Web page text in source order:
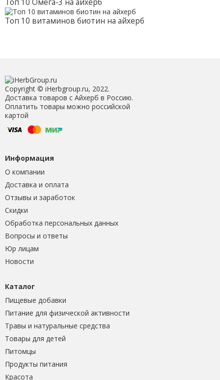
Топ 10 Омега-3 на айхерб
Топ 10 витаминов биотин на айхерб
Copyright © iHerbgroup.ru, 2022.
Доставка товаров с Айхерб в Россию.
Оплатить товары можно российской
картой
Информация
О компании
Доставка и оплата
Отзывы и заработок
Скидки
Обработка персональных данных
Вопросы и ответы
Юр лицам
Новости
Каталог
Пищевые добавки
Питание для физической активности
Травы и натуральные средства
Товары для детей
Питомцы
Продукты питания
Красота